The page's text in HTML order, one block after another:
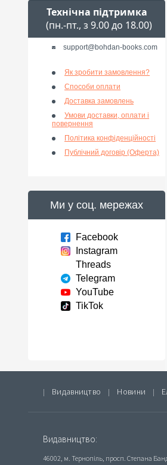
Технічна підтримка
(пн.-пт., з 9.00 до 18.00)
support@bohdan-books.com
Як зробити замовлення?
Способи оплати
Доставка замовлень
Умови доставки, оплати і
повернення
Політика конфіденційності
Публічний договір (Оферта)
Ми у соц. мережах
Facebook
Instagram
Threads
Telegram
YouTube
TikTok
| Видавництво | Новини |
Видавництво:
46002, м. Тернопіль, просп. Степана